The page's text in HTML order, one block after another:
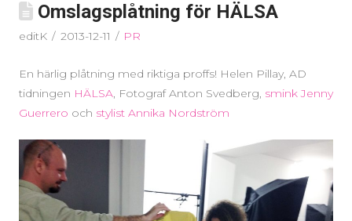
Omslagsplåtning för HÄLSA
editK 2013-12-11 PR
En härlig plåtning med riktiga proffs! Helen Pillay, AD
tidningen HÄLSA, Fotograf Anton Svedberg, smink Jenny
Guerrero och stylist Annika Nordström